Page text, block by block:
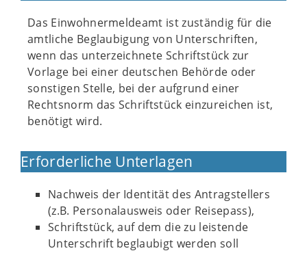
Das Einwohnermeldeamt ist zuständig für die
amtliche Beglaubigung von Unterschriften,
wenn das unterzeichnete Schriftstück zur
Vorlage bei einer deutschen Behörde oder
sonstigen Stelle, bei der aufgrund einer
Rechtsnorm das Schriftstück einzureichen ist,
benötigt wird.
Erforderliche Unterlagen
Nachweis der Identität des Antragstellers
(z.B. Personalausweis oder Reisepass),
Schriftstück, auf dem die zu leistende
Unterschrift beglaubigt werden soll